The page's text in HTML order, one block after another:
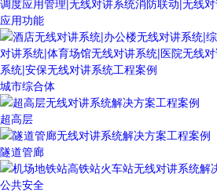
应用功能
城市综合体
超高层
隧道管廊
公共安全